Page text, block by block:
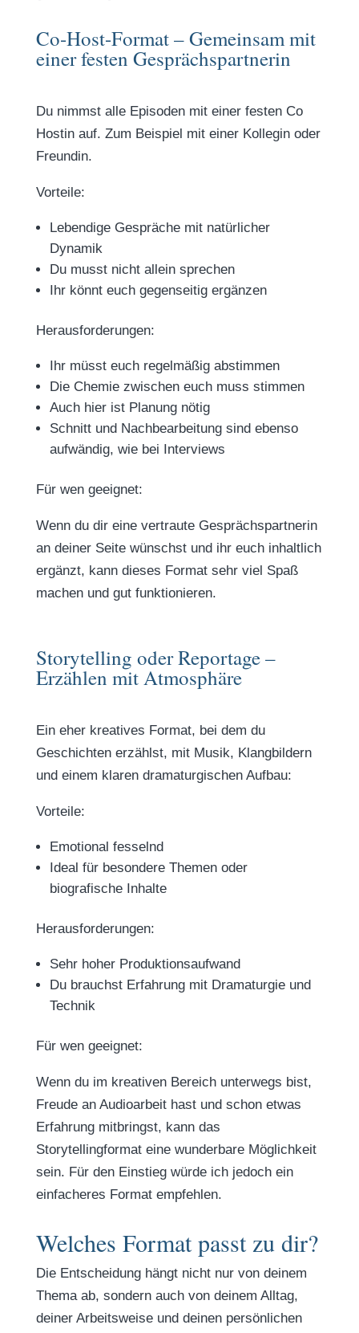
Co-Host-Format – Gemeinsam mit
einer festen Gesprächspartnerin
Du nimmst alle Episoden mit einer festen Co
Hostin auf. Zum Beispiel mit einer Kollegin oder
Freundin.
Vorteile:
Lebendige Gespräche mit natürlicher
Dynamik
Du musst nicht allein sprechen
Ihr könnt euch gegenseitig ergänzen
Herausforderungen:
Ihr müsst euch regelmäßig abstimmen
Die Chemie zwischen euch muss stimmen
Auch hier ist Planung nötig
Schnitt und Nachbearbeitung sind ebenso
aufwändig, wie bei Interviews
Für wen geeignet:
Wenn du dir eine vertraute Gesprächspartnerin
an deiner Seite wünschst und ihr euch inhaltlich
ergänzt, kann dieses Format sehr viel Spaß
machen und gut funktionieren.
Storytelling oder Reportage –
Erzählen mit Atmosphäre
Ein eher kreatives Format, bei dem du
Geschichten erzählst, mit Musik, Klangbildern
und einem klaren dramaturgischen Aufbau:
Vorteile:
Emotional fesselnd
Ideal für besondere Themen oder
biografische Inhalte
Herausforderungen:
Sehr hoher Produktionsaufwand
Du brauchst Erfahrung mit Dramaturgie und
Technik
Für wen geeignet:
Wenn du im kreativen Bereich unterwegs bist,
Freude an Audioarbeit hast und schon etwas
Erfahrung mitbringst, kann das
Storytellingformat eine wunderbare Möglichkeit
sein. Für den Einstieg würde ich jedoch ein
einfacheres Format empfehlen.
Welches Format passt zu dir?
Die Entscheidung hängt nicht nur von deinem
Thema ab, sondern auch von deinem Alltag,
deiner Arbeitsweise und deinen persönlichen